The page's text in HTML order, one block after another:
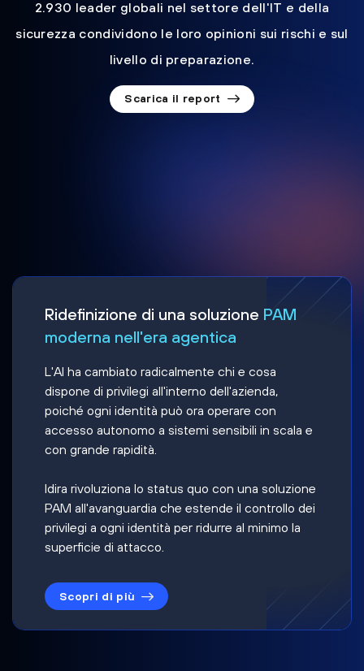
2.930 leader globali nel settore dell'IT e della
sicurezza condividono le loro opinioni sui rischi e sul
livello di preparazione.
Scarica il report
Ridefinizione di una soluzione PAM
moderna nell'era agentica
L'AI ha cambiato radicalmente chi e cosa
dispone di privilegi all'interno dell'azienda,
poiché ogni identità può ora operare con
accesso autonomo a sistemi sensibili in scala e
con grande rapidità.
Idira rivoluziona lo status quo con una soluzione
PAM all'avanguardia che estende il controllo dei
privilegi a ogni identità per ridurre al minimo la
superficie di attacco.
Scopri di più